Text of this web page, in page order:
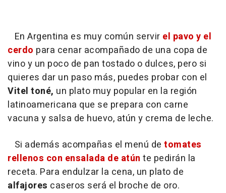
En Argentina es muy común servir el pavo y el
cerdo para cenar acompañado de una copa de
vino y un poco de pan tostado o dulces, pero si
quieres dar un paso más, puedes probar con el
Vitel toné, un plato muy popular en la región
latinoamericana que se prepara con carne
vacuna y salsa de huevo, atún y crema de leche.
Si además acompañas el menú de tomates
rellenos con ensalada de atún te pedirán la
receta. Para endulzar la cena, un plato de
alfajores caseros será el broche de oro.